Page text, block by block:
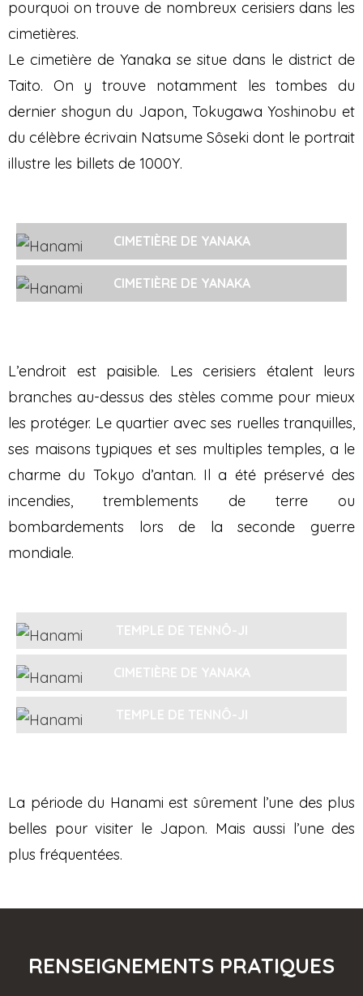
pourquoi on trouve de nombreux cerisiers dans les
cimetières.
Le cimetière de Yanaka se situe dans le district de
Taito. On y trouve notamment les tombes du
dernier shogun du Japon, Tokugawa Yoshinobu et
du célèbre écrivain Natsume Sôseki dont le portrait
illustre les billets de 1000Y.
CIMETIÈRE DE YANAKA
CIMETIÈRE DE YANAKA
L’endroit est paisible. Les cerisiers étalent leurs
branches au-dessus des stèles comme pour mieux
les protéger. Le quartier avec ses ruelles tranquilles,
ses maisons typiques et ses multiples temples, a le
charme du Tokyo d’antan. Il a été préservé des
incendies, tremblements de terre ou
bombardements lors de la seconde guerre
mondiale.
TEMPLE DE TENNÔ-JI
CIMETIÈRE DE YANAKA
TEMPLE DE TENNÔ-JI
La période du Hanami est sûrement l’une des plus
belles pour visiter le Japon. Mais aussi l’une des
plus fréquentées.
RENSEIGNEMENTS PRATIQUES